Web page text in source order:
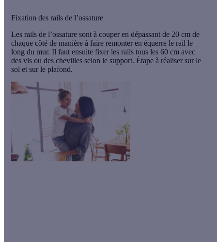
Fixation des rails de l’ossature
Les rails de l’ossature sont à couper en dépassant de 20 cm de
chaque côté de manière à faire remonter en équerre le rail le
long du mur. Il faut ensuite fixer les rails tous les 60 cm avec
des vis ou des chevilles selon le support. Étape à réaliser sur le
sol et sur le plafond.